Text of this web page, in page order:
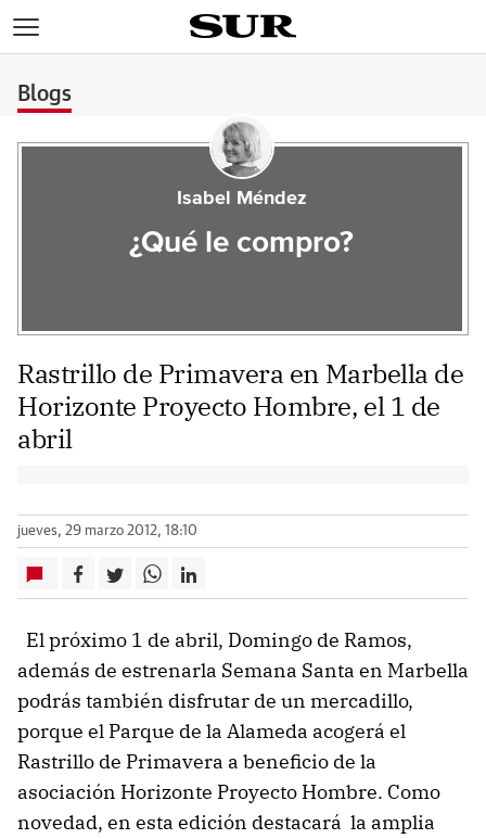
Blogs
Isabel Méndez
¿Qué le compro?
Rastrillo de Primavera en Marbella de
Horizonte Proyecto Hombre, el 1 de
abril
jueves, 29 marzo 2012, 18:10
El próximo 1 de abril, Domingo de Ramos,
además de estrenarla Semana Santa en Marbella
podrás también disfrutar de un mercadillo,
porque el Parque de la Alameda acogerá el
Rastrillo de Primavera a beneficio de la
asociación Horizonte Proyecto Hombre. Como
novedad, en esta edición destacará la amplia